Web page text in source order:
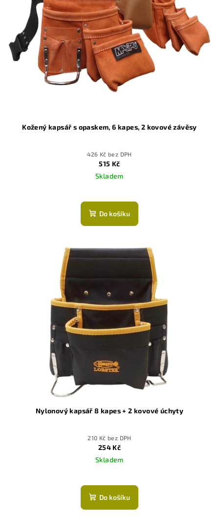
Kožený kapsář s opaskem, 6 kapes, 2 kovové závěsy
426 Kč bez DPH
515 Kč
Skladem
hodnocení
produktu
5
hvězdiček.
Do košíku
Nylonový kapsář 8 kapes + 2 kovové úchyty
210 Kč bez DPH
254 Kč
Skladem
Do košíku